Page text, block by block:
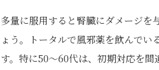
量に服用すると腎臓にダメージ
う。トータルで風邪薬を飲んで
。特に50～60代は、初期対応を